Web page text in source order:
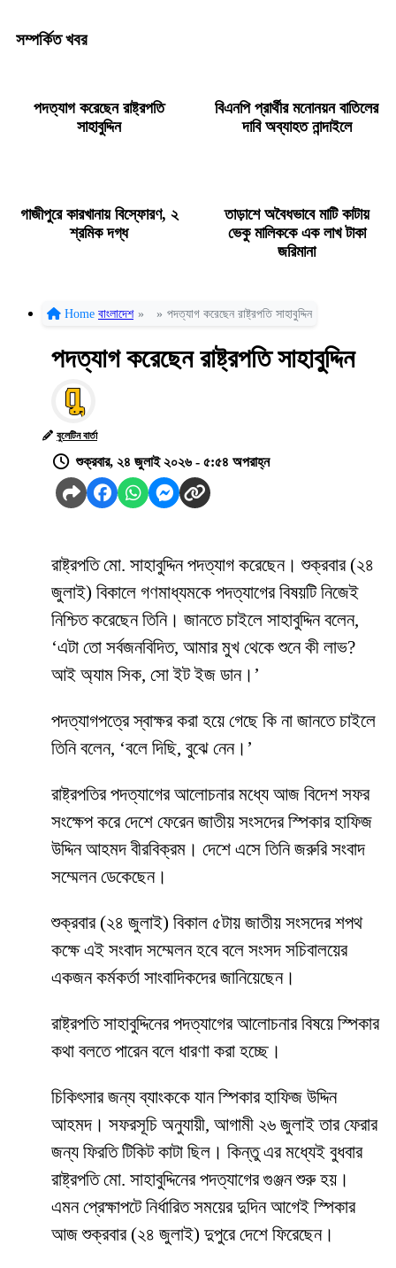
সম্পর্কিত খবর
পদত্যাগ করেছেন রাষ্ট্রপতি
সাহাবুদ্দিন
বিএনপি প্রার্থীর মনোনয়ন বাতিলের
দাবি অব্যাহত নান্দাইলে
গাজীপুরে কারখানায় বিস্ফোরণ, ২
শ্রমিক দগ্ধ
তাড়াশে অবৈধভাবে মাটি কাটায়
ভেকু মালিককে এক লাখ টাকা
জরিমানা
Home বাংলাদেশ » » পদত্যাগ করেছেন রাষ্ট্রপতি সাহাবুদ্দিন
পদত্যাগ করেছেন রাষ্ট্রপতি সাহাবুদ্দিন
বুলেটিন বার্তা
শুক্রবার, ২৪ জুলাই ২০২৬ - ৫:৫৪ অপরাহ্ন
রাষ্ট্রপতি মো. সাহাবুদ্দিন পদত্যাগ করেছেন। শুক্রবার (২৪
জুলাই) বিকালে গণমাধ্যমকে পদত্যাগের বিষয়টি নিজেই
নিশ্চিত করেছেন তিনি। জানতে চাইলে সাহাবুদ্দিন বলেন,
‘এটা তো সর্বজনবিদিত, আমার মুখ থেকে শুনে কী লাভ?
আই অ্যাম সিক, সো ইট ইজ ডান।’
পদত্যাগপত্রে স্বাক্ষর করা হয়ে গেছে কি না জানতে চাইলে
তিনি বলেন, ‘বলে দিছি, বুঝে নেন।’
রাষ্ট্রপতির পদত্যাগের আলোচনার মধ্যে আজ বিদেশ সফর
সংক্ষেপ করে দেশে ফেরেন জাতীয় সংসদের স্পিকার হাফিজ
উদ্দিন আহমদ বীরবিক্রম। দেশে এসে তিনি জরুরি সংবাদ
সম্মেলন ডেকেছেন।
শুক্রবার (২৪ জুলাই) বিকাল ৫টায় জাতীয় সংসদের শপথ
কক্ষে এই সংবাদ সম্মেলন হবে বলে সংসদ সচিবালয়ের
একজন কর্মকর্তা সাংবাদিকদের জানিয়েছেন।
রাষ্ট্রপতি সাহাবুদ্দিনের পদত্যাগের আলোচনার বিষয়ে স্পিকার
কথা বলতে পারেন বলে ধারণা করা হচ্ছে।
চিকিৎসার জন্য ব্যাংককে যান স্পিকার হাফিজ উদ্দিন
আহমদ। সফরসূচি অনুযায়ী, আগামী ২৬ জুলাই তার ফেরার
জন্য ফিরতি টিকিট কাটা ছিল। কিন্তু এর মধ্যেই বুধবার
রাষ্ট্রপতি মো. সাহাবুদ্দিনের পদত্যাগের গুঞ্জন শুরু হয়।
এমন প্রেক্ষাপটে নির্ধারিত সময়ের দুদিন আগেই স্পিকার
আজ শুক্রবার (২৪ জুলাই) দুপুরে দেশে ফিরেছেন।